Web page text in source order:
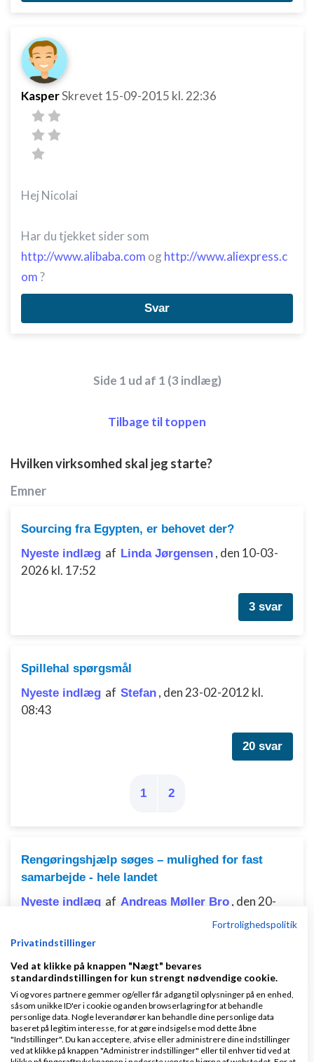
KasperSkrevet 15-09-2015 kl. 22:36
Hej Nicolai
Har du tjekket sider som
http://www.alibaba.com og http://www.aliexpress.c
om?
Svar
Side 1 ud af 1 (3 indlæg)
Tilbage til toppen
Hvilken virksomhed skal jeg starte?
Emner
Sourcing fra Egypten, er behovet der?
Nyeste indlæg af Linda Jørgensen , den 10-03-
2026 kl. 17:52
3 svar
Spillehal spørgsmål
Nyeste indlæg af Stefan , den 23-02-2012 kl.
08:43
20 svar
1 2
Rengøringshjælp søges – mulighed for fast
samarbejde - hele landet
Nyeste indlæg af Andreas Møller Bro , den 20-
Clubtan
Nyeste indlægafsine85 ,den 07-07-2025 kl.
15:03
Fortrolighedspolitik
Privatindstillinger
Ved at klikke på knappen "Nægt" bevares
standardindstillingen for kun strengt nødvendige cookie.
Vi og vores partnere gemmer og/eller får adgang til oplysninger på en enhed,
såsom unikke ID'er i cookie og anden browserlagring for at behandle
personlige data. Nogle leverandører kan behandle dine personlige data
baseret på legitim interesse, for at gøre indsigelse mod dette åbne
"Indstillinger". Du kan acceptere, afvise eller administrere dine indstillinger
ved at klikke på knappen "Administrer indstillinger" eller til enhver tid ved at